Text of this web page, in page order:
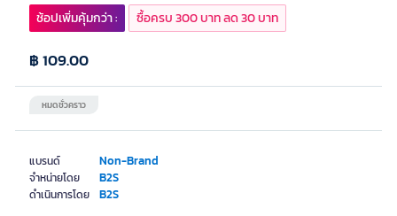
แบรนด์ Non-Brand
จำหน่ายโดย B2S
ดำเนินการโดย B2S
หมดชั่วคราว
฿ 109.00
ช้อปเพิ่มคุ้มกว่า : ซื้อครบ 300 บาท ลด 30 บาท